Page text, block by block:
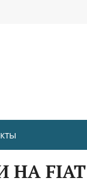
НА FIAT